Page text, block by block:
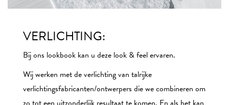
VERLICHTING:
Bij ons lookbook kan u deze look & feel ervaren.
Wij werken met de verlichting van talrijke
verlichtingsfabricanten/ontwerpers die we combineren om